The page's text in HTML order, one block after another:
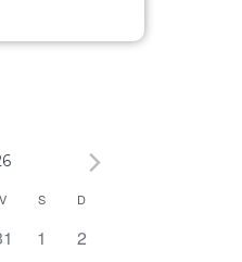
V S D
eventos,0 eventos,
1 0 eventos,
2